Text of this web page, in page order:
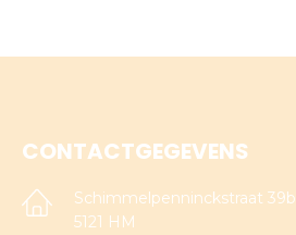
CONTACTGEGEVENS
Schimmelpenninckstraat 39b
5121 HM